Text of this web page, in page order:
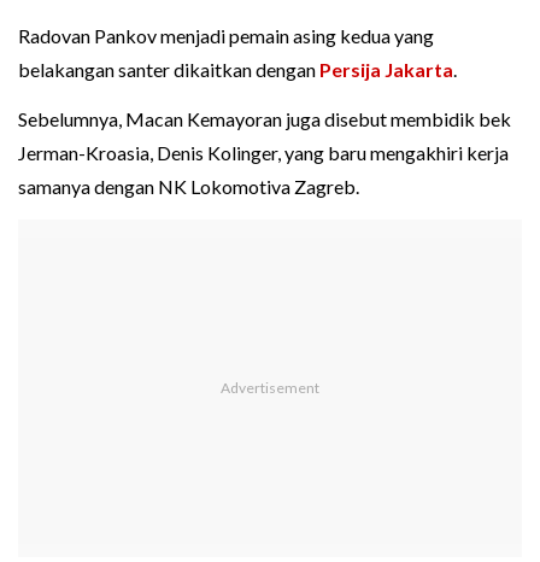
Radovan Pankov menjadi pemain asing kedua yang
belakangan santer dikaitkan dengan Persija Jakarta.
Sebelumnya, Macan Kemayoran juga disebut membidik bek
Jerman-Kroasia, Denis Kolinger, yang baru mengakhiri kerja
samanya dengan NK Lokomotiva Zagreb.